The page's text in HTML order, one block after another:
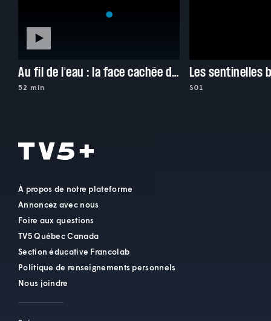
Au fil de l'eau : la face cachée du fleuve Loire
52 min
Les sentinelles
S01
À propos de notre plateforme
Annoncez avec nous
Foire aux questions
TV5 Québec Canada
Section éducative Francolab
Politique de renseignements personnels
Nous joindre